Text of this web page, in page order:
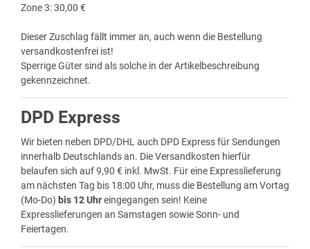
Zone 3: 30,00 €
Dieser Zuschlag fällt immer an, auch wenn die Bestellung
versandkostenfrei ist!
Sperrige Güter sind als solche in der Artikelbeschreibung
gekennzeichnet.
DPD Express
Wir bieten neben DPD/DHL auch DPD Express für Sendungen
innerhalb Deutschlands an. Die Versandkosten hierfür
belaufen sich auf 9,90 € inkl. MwSt. Für eine Expresslieferung
am nächsten Tag bis 18:00 Uhr, muss die Bestellung am Vortag
(Mo-Do) bis 12 Uhreingegangen sein! Keine
Expresslieferungen an Samstagen sowie Sonn- und
Feiertagen.